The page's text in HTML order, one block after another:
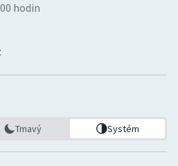
hodin
Tmavý Systém